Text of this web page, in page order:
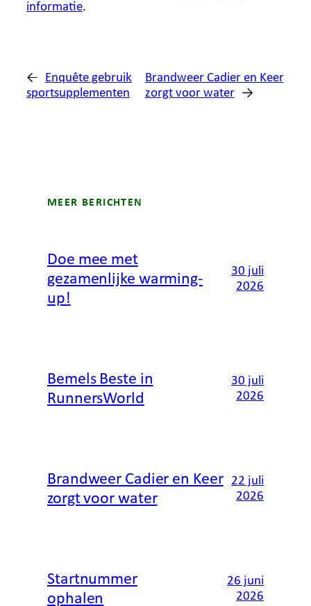
informatie.
←
Enquête gebruik
sportsupplementen
Brandweer Cadier en Keer
zorgt voor water →
MEER BERICHTEN
Doe mee met
gezamenlijke warming-
up!
30 juli
2026
Bemels Beste in
RunnersWorld
30 juli
2026
Brandweer Cadier en Keer
zorgt voor water
22 juli
2026
Startnummer
ophalen
26 juni
2026